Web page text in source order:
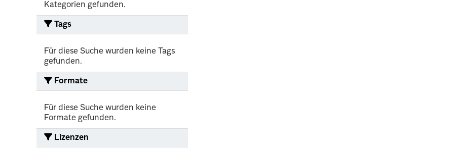
Kategorien gefunden.
Tags
Für diese Suche wurden keine Tags
gefunden.
Formate
Für diese Suche wurden keine
Formate gefunden.
Lizenzen